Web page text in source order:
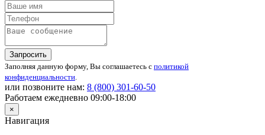
Запросить
Заполняя данную форму, Вы соглашаетесь с политикой
конфиденциальности.
или позвоните нам: 8 (800) 301-60-50
Работаем ежедневно 09:00-18:00
×
Навигация